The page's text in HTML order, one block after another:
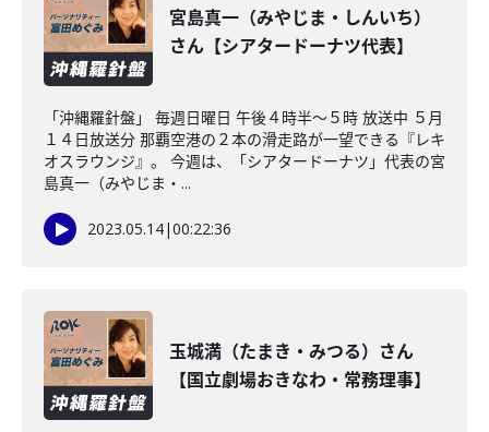
宮島真一（みやじま・しんいち）
さん【シアタードーナツ代表】
「沖縄羅針盤」 毎週日曜日 午後４時半～５時 放送中 ５月
１４日放送分 那覇空港の２本の滑走路が一望できる『レキ
オスラウンジ』。 今週は、「シアタードーナツ」代表の宮
島真一（みやじま・...
2023.05.14|00:22:36
玉城満（たまき・みつる）さん
【国立劇場おきなわ・常務理事】